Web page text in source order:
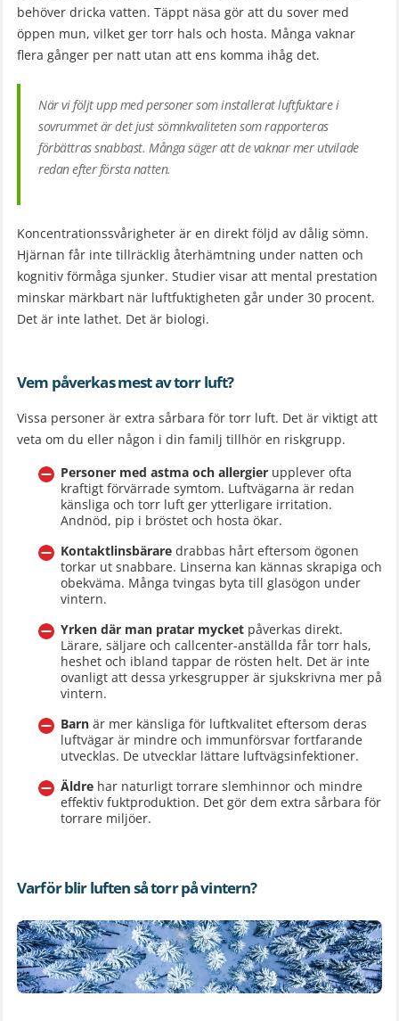
behöver dricka vatten. Täppt näsa gör att du sover med
öppen mun, vilket ger torr hals och hosta. Många vaknar
flera gånger per natt utan att ens komma ihåg det.
När vi följt upp med personer som installerat luftfuktare i
sovrummet är det just sömnkvaliteten som rapporteras
förbättras snabbast. Många säger att de vaknar mer utvilade
redan efter första natten.
Koncentrationssvårigheter är en direkt följd av dålig sömn.
Hjärnan får inte tillräcklig återhämtning under natten och
kognitiv förmåga sjunker. Studier visar att mental prestation
minskar märkbart när luftfuktigheten går under 30 procent.
Det är inte lathet. Det är biologi.
Vem påverkas mest av torr luft?
Vissa personer är extra sårbara för torr luft. Det är viktigt att
veta om du eller någon i din familj tillhör en riskgrupp.
Personer med astma och allergier upplever ofta
kraftigt förvärrade symtom. Luftvägarna är redan
känsliga och torr luft ger ytterligare irritation.
Andnöd, pip i bröstet och hosta ökar.
Kontaktlinsbärare drabbas hårt eftersom ögonen
torkar ut snabbare. Linserna kan kännas skrapiga och
obekväma. Många tvingas byta till glasögon under
vintern.
Yrken där man pratar mycket påverkas direkt.
Lärare, säljare och callcenter-anställda får torr hals,
heshet och ibland tappar de rösten helt. Det är inte
ovanligt att dessa yrkesgrupper är sjukskrivna mer på
vintern.
Barn är mer känsliga för luftkvalitet eftersom deras
luftvägar är mindre och immunförsvar fortfarande
utvecklas. De utvecklar lättare luftvägsinfektioner.
Äldre har naturligt torrare slemhinnor och mindre
effektiv fuktproduktion. Det gör dem extra sårbara för
torrare miljöer.
Varför blir luften så torr på vintern?